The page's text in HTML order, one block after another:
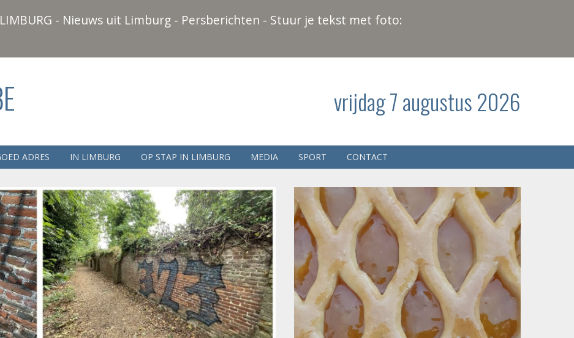
- Nieuws uit Limburg - Persberichten - Stuur je tekst met foto:
vrijdag 7 augustus 2026
ADRES IN LIMBURG OP STAP IN LIMBURG MEDIA SPORT CONTACT